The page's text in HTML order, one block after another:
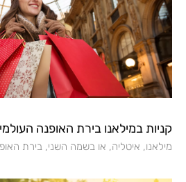
קניות במילאנו בירת האופנה
מילאנו, איטליה, או בשמה השני, בירת